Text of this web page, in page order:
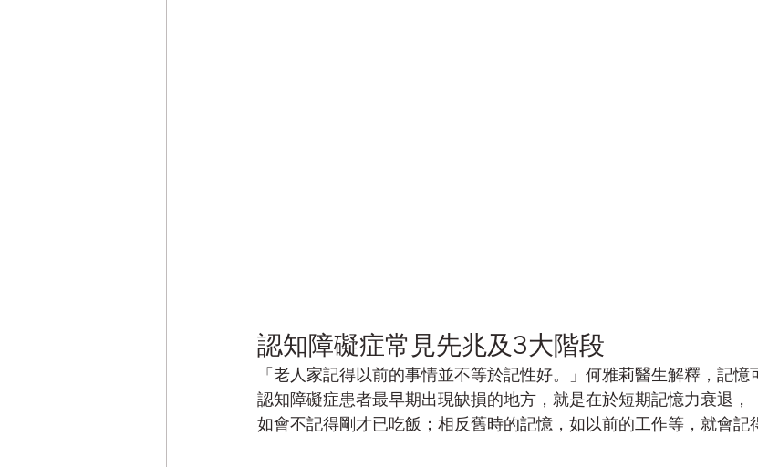
認知障礙症常見先兆及3大階段
「老人家記得以前的事情並不等於記性好。」何雅莉醫生解釋，記憶
認知障礙症患者最早期出現缺損的地方，就是在於短期記憶力衰退，
如會不記得剛才已吃飯；相反舊時的記憶，如以前的工作等，就會記